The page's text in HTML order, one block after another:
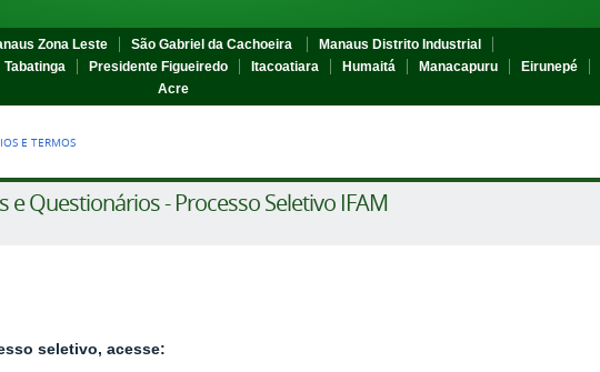
Zona Leste São Gabriel da Cachoeira
Manaus Distrito Industrial
Tabatinga Presidente Figueiredo Itacoatiara Humaitá Manacapuru Eirunepé
Acre
E TERMOS
Questionários - Processo Seletivo IFAM
seletivo, acesse: